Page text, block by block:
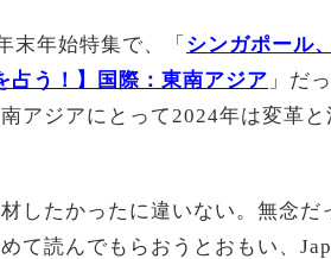
末年始特集で、「 シンガポール
う！】国際：東南アジア 」だ
アジアにとって2024年は変革と
したかったに違いない。無念だ
て読んでもらおうとおもい、